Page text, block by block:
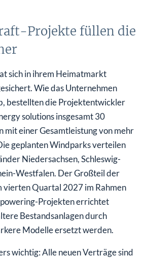
Projekte füllen die
sich in ihrem Heimatmarkt
Wie das Unternehmen
bestellten die Projektentwickler
solutions insgesamt 30
mit einer Gesamtleistung von mehr
geplanten Windparks verteilen
Niedersachsen, Schleswig-
Westfalen. Der Großteil der
vierten Quartal 2027 im Rahmen
Projekten errichtet
Bestandsanlagen durch
Modelle ersetzt werden.
wichtig: Alle neuen Verträge sind